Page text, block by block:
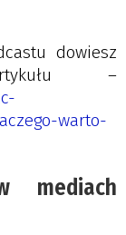
dowiesz
–
warto-
mediach